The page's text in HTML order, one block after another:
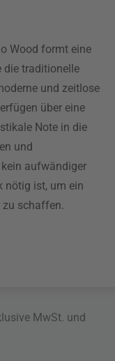
Wood formt eine
die traditionelle
und zeitlose
über eine
Note in die
und
aufwändiger
nötig ist, um ein
zu schaffen.
MwSt. und